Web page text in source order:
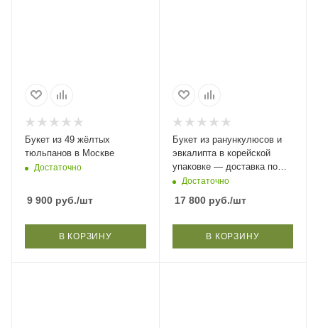
Букет из 49 жёлтых
тюльпанов в Москве
Достаточно
9 900 руб./шт
В КОРЗИНУ
Букет из ранункулюсов и
эвкалипта в корейской
упаковке — доставка по
Москве
Достаточно
17 800руб./шт
В КОРЗИНУ